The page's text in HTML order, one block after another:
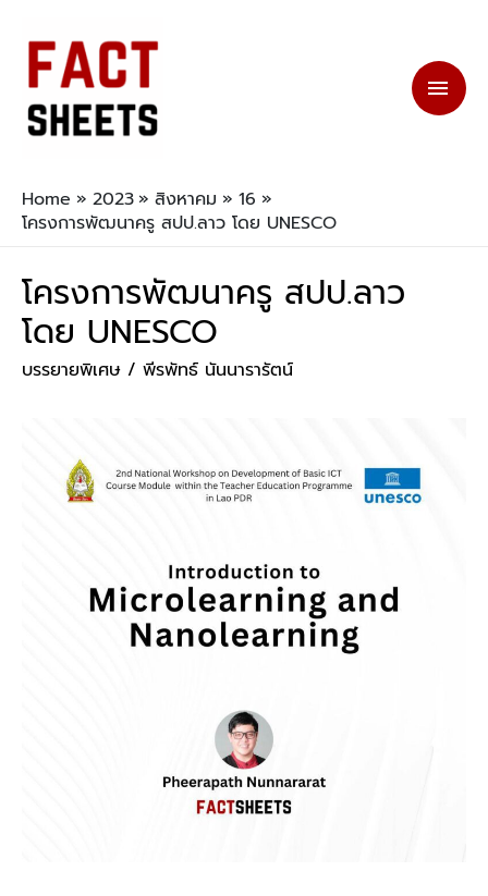
Home 2023 สิงหาคม
16
โครงการพัฒนาครู สปป.ลาว โดย UNESCO
โครงการพัฒนาครู สปป.ลาว
โดย UNESCO
บรรยายพิเศษ / พีรพัทธ์ นันนารารัตน์